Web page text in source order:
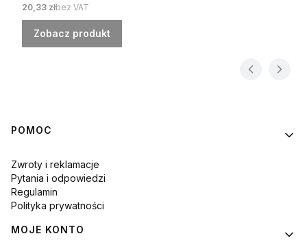
Cena
20,33 złbez VAT
Zobacz produkt
Linki w stopce
POMOC
Zwroty i reklamacje
Pytania i odpowiedzi
Regulamin
Polityka prywatności
MOJE KONTO